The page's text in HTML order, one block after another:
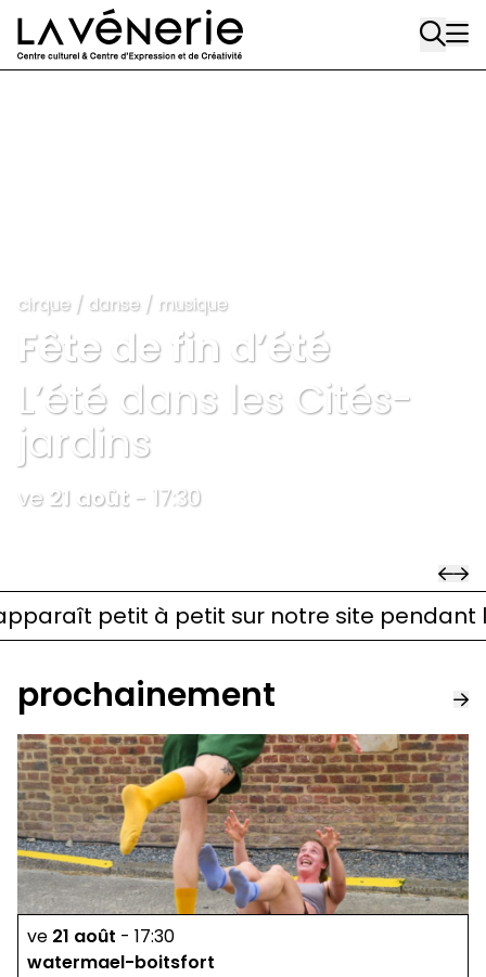
Aller au contenu principal
cirque / danse / musique
Fête de fin d’été
L’été dans les Cités-
jardins
ve 21 août - 17:30
petit à petit sur notre site pendant
prochainement
ve 21 août - 17:30
watermael-boitsfort